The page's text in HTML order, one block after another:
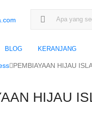
Search for:
BLOG KERANJANG
PEMBIAYAAN HIJAU
HIJAU